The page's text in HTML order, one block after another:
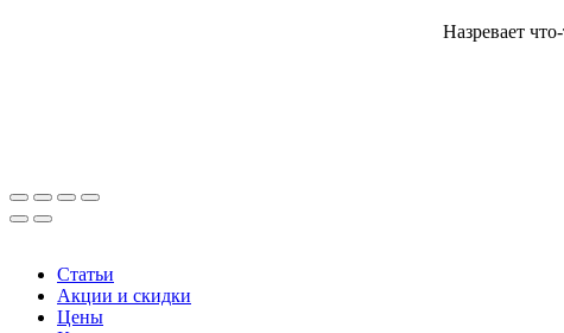
Назревает
Статьи
Акции и скидки
Цены